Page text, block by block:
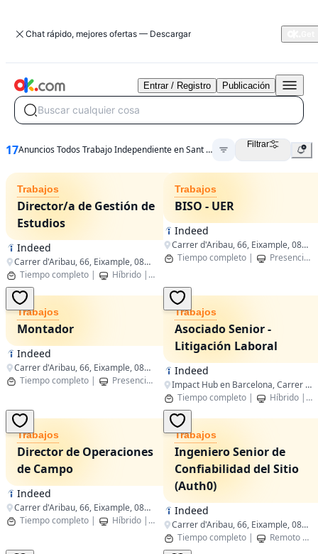
Chat rápido, mejores ofertas — Descargar
Buscar cualquier cosa
Entrar / Registro Publicación
17 Anuncios Todos Trabajo Independiente en Sant Boi de Llobregat Filtrar
Trabajos
Director/a de Gestión de
Estudios
Indeed
Carrer d'Aribau, 66, Eixample, 08011 Barcelona, España
Tiempo completo | Híbrido |
Trabajos
BISO - UER
Indeed
Carrer d'Aribau, 66, Eixample, 08011 Barcelona, España
Tiempo completo | Presencial
Trabajos
Montador
Indeed
Carrer d'Aribau, 66, Eixample, 08011 Barcelona, España
Tiempo completo | Presencial Barcelona,Catalunya
Trabajos
Asociado Senior -
Litigación Laboral
Indeed
Impact Hub en Barcelona, Carrer de Pujades, 94, Sant Martí, 08005 Barcelona, España
Tiempo completo | Híbrido |
Trabajos
Director de Operaciones
de Campo
Indeed
Carrer d'Aribau, 66, Eixample, 08011 Barcelona, Spain
Tiempo completo | Híbrido | Barcelona,Catalunya
Trabajos
Ingeniero Senior de
Confiabilidad del Sitio
(Auth0)
Indeed
Carrer d'Aribau, 66, Eixample, 08011 Barcelona, España
Tiempo completo | Remoto